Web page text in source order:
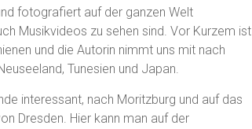
fotografiert auf der ganzen Welt
Musikvideos zu sehen sind. Vor Kurzem ist
und die Autorin nimmt uns mit nach
Tunesien und Japan.
interessant, nach Moritzburg und auf das
Dresden. Hier kann man auf der